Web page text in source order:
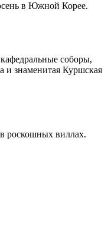
в Южной Корее.
соборы,
и знаменитая Куршская
роскошных виллах.